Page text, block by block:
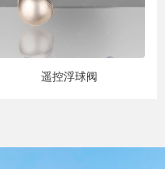
遥控浮球阀